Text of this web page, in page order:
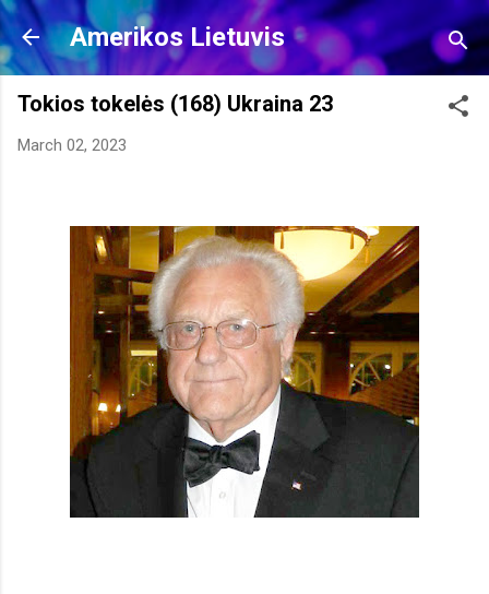
Skip to main content
Amerikos Lietuvis
Tokios tokelės (168) Ukraina 23
March 02, 2023